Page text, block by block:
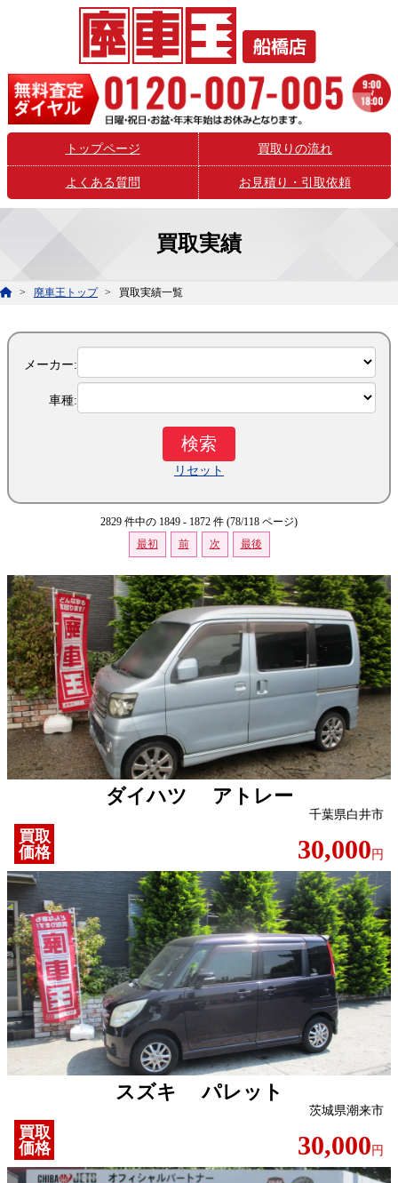
トップページ 買取りの流れ
よくある質問 お見積り・引取依頼
買取実績
廃車王トップ 買取実績一覧
メーカー:
車種:
リセット
2829 件中の 1849 - 1872 件 (78/118 ページ)
最初
前 次 最後
ダイハツ アトレー
千葉県白井市
買取
価格
30,000 円
スズキ パレット
茨城県潮来市
買取
価格
30,000 円